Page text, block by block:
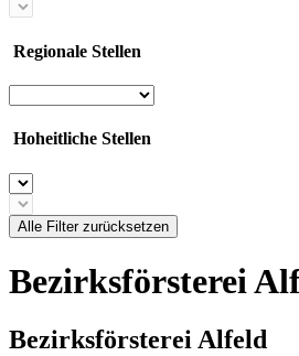
Regionale Stellen
Hoheitliche Stellen
Alle Filter zurücksetzen
Bezirksförsterei
Bezirksförsterei Alfeld